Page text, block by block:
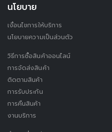
นโยบาย
เงื่อนไขการให้บริการ
นโยบายความเป็นส่วนตัว
วิธีการซื้อสินค้าออนไลน์
การจัดส่งสินค้า
ติดตามสินค้า
การรับประกัน
การคืนสินค้า
งานบริการ